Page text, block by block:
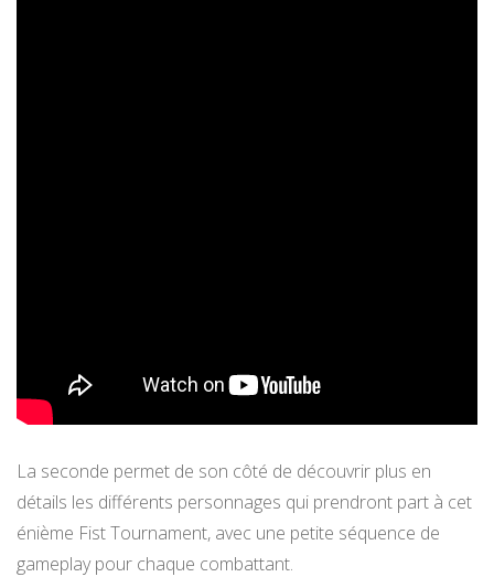
La seconde permet de son côté de découvrir plus en
détails les différents personnages qui prendront part à cet
énième Fist Tournament, avec une petite séquence de
gameplay pour chaque combattant.